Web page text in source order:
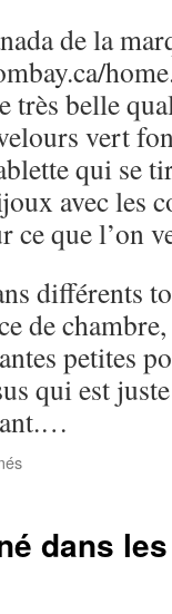
de la
très belle
vert
qui se
avec les
ce que l’on
différents
de
petites
qui est
sur
de
dans